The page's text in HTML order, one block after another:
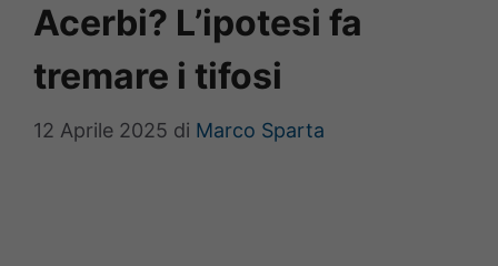
Acerbi? L’ipotesi fa
tremare i tifosi
12 Aprile 2025 di Marco Sparta